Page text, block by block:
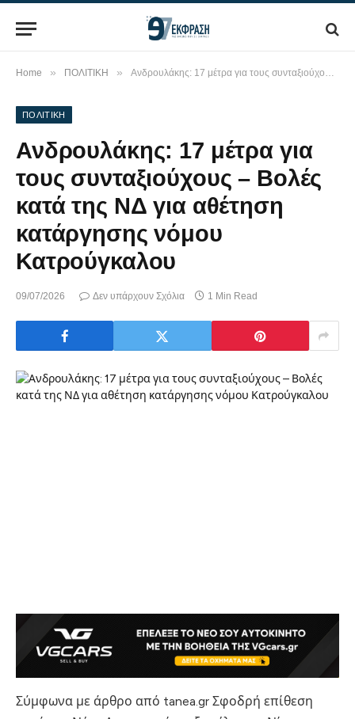
Home » ΠΟΛΙΤΙΚΗ » Ανδρουλάκης: 17 μέτρα για τους συνταξιούχους – Βολές κατά της ΝΔ για αθέτηση κατάργησης νόμου Κατρούγκαλου
ΠΟΛΙΤΙΚΗ
Ανδρουλάκης: 17 μέτρα για
τους συνταξιούχους – Βολές
κατά της ΝΔ για αθέτηση
κατάργησης νόμου
Κατρούγκαλου
09/07/2026 Δεν υπάρχουν Σχόλια 1 Min Read
Σύμφωνα με άρθρο από tanea.gr Σφοδρή επίθεση